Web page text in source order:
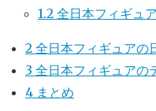
1.2 全日本フィギュ
2 全日本フィギュアの
3 全日本フィギュアの
4 まとめ